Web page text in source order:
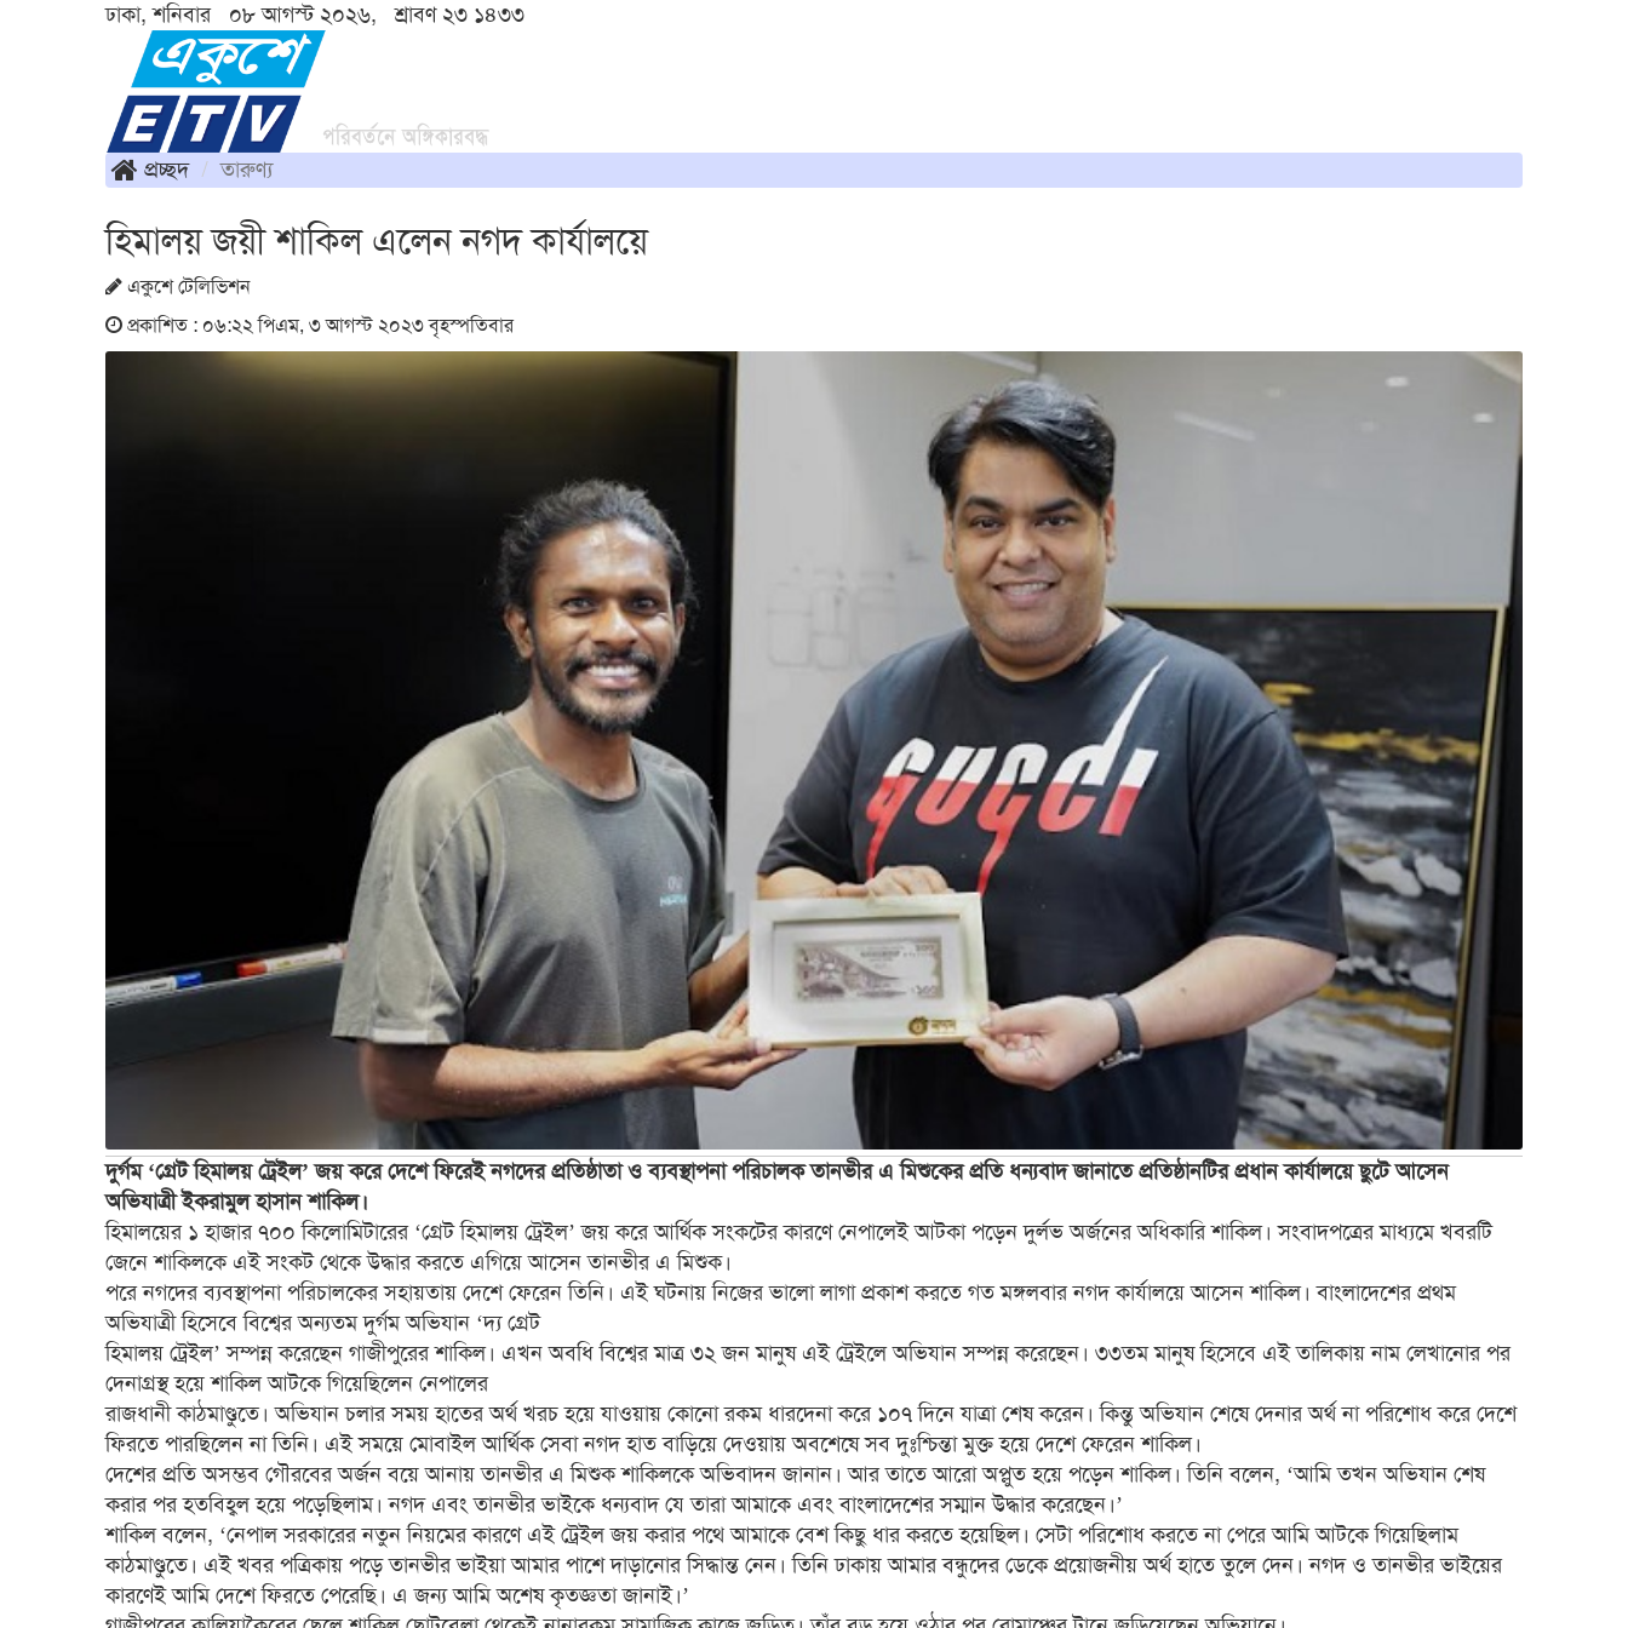
ঢাকা, শনিবার ০৮ আগস্ট ২০২৬, শ্রাবণ ২৩ ১৪৩৩
প্রচ্ছদ তারুণ্য
হিমালয় জয়ী শাকিল এলেন নগদ কার্যালয়ে
একুশে টেলিভিশন
প্রকাশিত : ০৬:২২ পিএম, ৩ আগস্ট ২০২৩ বৃহস্পতিবার
দুর্গম ‘গ্রেট হিমালয় ট্রেইল’ জয় করে দেশে ফিরেই নগদের প্রতিষ্ঠাতা ও ব্যবস্থাপনা পরিচালক তানভীর এ মিশুকের প্রতি ধন্যবাদ জানাতে প্রতিষ্ঠানটির প্রধান কার্যালয়ে ছুটে আসেন
অভিযাত্রী ইকরামুল হাসান শাকিল।
হিমালয়ের ১ হাজার ৭০০ কিলোমিটারের ‘গ্রেট হিমালয় ট্রেইল’ জয় করে আর্থিক সংকটের কারণে নেপালেই আটকা পড়েন দুর্লভ অর্জনের অধিকারি শাকিল। সংবাদপত্রের মাধ্যমে খবরটি
জেনে শাকিলকে এই সংকট থেকে উদ্ধার করতে এগিয়ে আসেন তানভীর এ মিশুক।
পরে নগদের ব্যবস্থাপনা পরিচালকের সহায়তায় দেশে ফেরেন তিনি। এই ঘটনায় নিজের ভালো লাগা প্রকাশ করতে গত মঙ্গলবার নগদ কার্যালয়ে আসেন শাকিল। বাংলাদেশের প্রথম
অভিযাত্রী হিসেবে বিশ্বের অন্যতম দুর্গম অভিযান ‘দ্য গ্রেট
হিমালয় ট্রেইল’ সম্পন্ন করেছেন গাজীপুরের শাকিল। এখন অবধি বিশ্বের মাত্র ৩২ জন মানুষ এই ট্রেইলে অভিযান সম্পন্ন করেছেন। ৩৩তম মানুষ হিসেবে এই তালিকায় নাম লেখানোর পর
দেনাগ্রস্থ হয়ে শাকিল আটকে গিয়েছিলেন নেপালের
রাজধানী কাঠমাণ্ডুতে। অভিযান চলার সময় হাতের অর্থ খরচ হয়ে যাওয়ায় কোনো রকম ধারদেনা করে ১০৭ দিনে যাত্রা শেষ করেন। কিন্তু অভিযান শেষে দেনার অর্থ না পরিশোধ করে দেশে
ফিরতে পারছিলেন না তিনি। এই সময়ে মোবাইল আর্থিক সেবা নগদ হাত বাড়িয়ে দেওয়ায় অবশেষে সব দুঃশ্চিন্তা মুক্ত হয়ে দেশে ফেরেন শাকিল।
দেশের প্রতি অসম্ভব গৌরবের অর্জন বয়ে আনায় তানভীর এ মিশুক শাকিলকে অভিবাদন জানান। আর তাতে আরো অপ্লুত হয়ে পড়েন শাকিল। তিনি বলেন, ‘আমি তখন অভিযান শেষ
করার পর হতবিহ্বল হয়ে পড়েছিলাম। নগদ এবং তানভীর ভাইকে ধন্যবাদ যে তারা আমাকে এবং বাংলাদেশের সম্মান উদ্ধার করেছেন।’
শাকিল বলেন, ‘নেপাল সরকারের নতুন নিয়মের কারণে এই ট্রেইল জয় করার পথে আমাকে বেশ কিছু ধার করতে হয়েছিল। সেটা পরিশোধ করতে না পেরে আমি আটকে গিয়েছিলাম
কাঠমাণ্ডুতে। এই খবর পত্রিকায় পড়ে তানভীর ভাইয়া আমার পাশে দাড়ানোর সিদ্ধান্ত নেন। তিনি ঢাকায় আমার বন্ধুদের ডেকে প্রয়োজনীয় অর্থ হাতে তুলে দেন। নগদ ও তানভীর ভাইয়ের
কারণেই আমি দেশে ফিরতে পেরেছি। এ জন্য আমি অশেষ কৃতজ্ঞতা জানাই।’